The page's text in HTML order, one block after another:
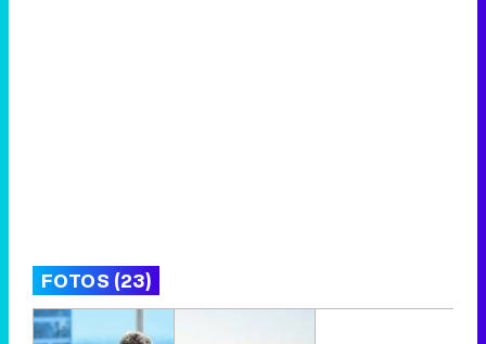
FOTOS (23)